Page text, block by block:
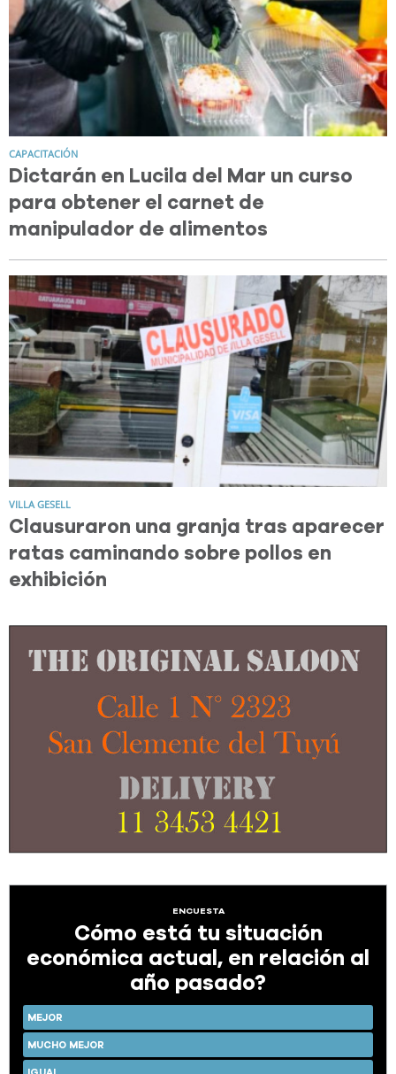
CAPACITACIÓN
Dictarán en Lucila del Mar un curso
para obtener el carnet de
manipulador de alimentos
VILLA GESELL
Clausuraron una granja tras aparecer
ratas caminando sobre pollos en
exhibición
ENCUESTA
Cómo está tu situación
económica actual, en relación al
año pasado?
MEJOR
MUCHO MEJOR